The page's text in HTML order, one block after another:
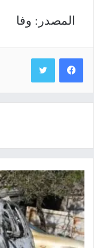
المصدر: وفا